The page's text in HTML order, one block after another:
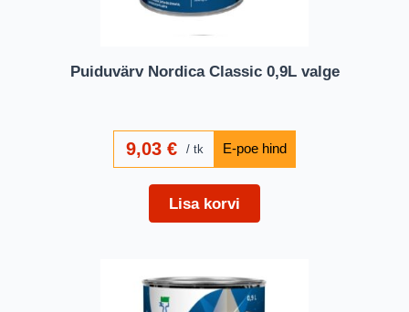
Puiduvärv Nordica Classic 0,9L valge
9,03€ tk
Lisa korvi